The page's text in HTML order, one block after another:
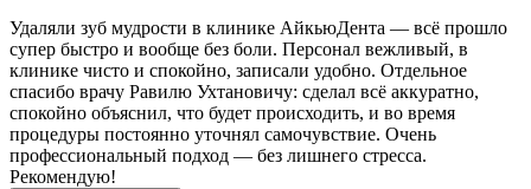
Удаляли зуб мудрости в клинике АйкьюДента — всё прошло
супер быстро и вообще без боли. Персонал вежливый, в
клинике чисто и спокойно, записали удобно. Отдельное
спасибо врачу Равилю Ухтановичу: сделал всё аккуратно,
спокойно объяснил, что будет происходить, и во время
процедуры постоянно уточнял самочувствие. Очень
профессиональный подход — без лишнего стресса.
Рекомендую!